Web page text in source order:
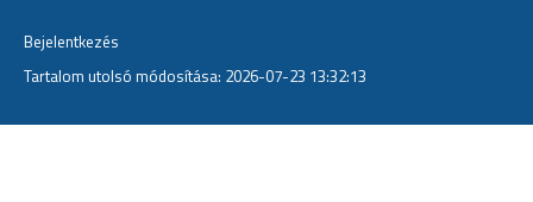
Bejelentkezés
Tartalom utolsó módosítása: 2026-07-23 13:32:13